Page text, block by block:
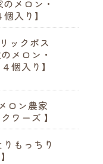
のメロン・
入り】
ックポス
メロン・
個入り】
ロン農家
ワーズ 】
もっちり